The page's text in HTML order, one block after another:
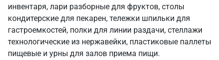
инвентаря, лари разборные для фруктов, столы
кондитерские для пекарен, тележки шпильки для
гастроемкостей, полки для линии раздачи, стеллажи
технологические из нержавейки, пластиковые паллеты
пищевые и урны для залов приема пищи.